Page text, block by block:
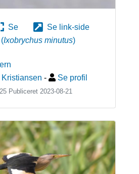
Se
Se link-side
(Ixobrychus minutus)
- Se profil
Publiceret 2023-08-21